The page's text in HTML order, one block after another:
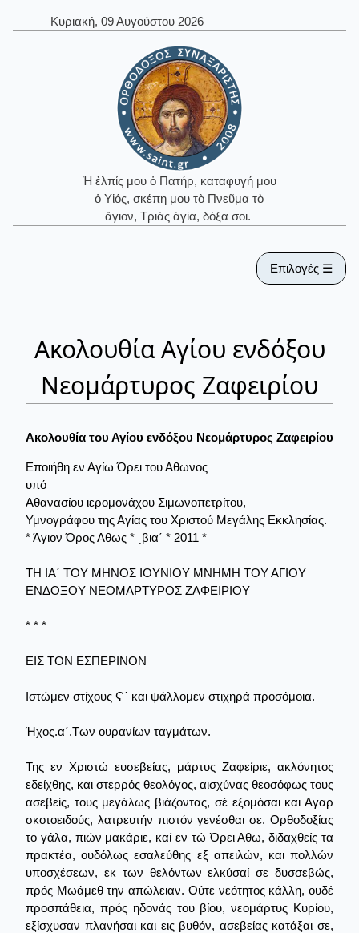
Κυριακή, 09 Αυγούστου 2026
Ἡ ἐλπίς μου ὁ Πατήρ, καταφυγή μου
ὁ Υἱός, σκέπη μου τὸ Πνεῦμα τὸ
ἅγιον, Τριὰς ἁγία, δόξα σοι.
Επιλογές ☰
Ακολουθία Αγίου ενδόξου
Νεομάρτυρος Ζαφειρίου
Ακολουθία του Αγίου ενδόξου Νεομάρτυρος Ζαφειρίου
Εποιήθη εν Αγίω Όρει του Αθωνος
υπό
Αθανασίου ιερομονάχου Σιμωνοπετρίτου,
Υμνογράφου της Αγίας του Χριστού Μεγάλης Εκκλησίας.
* Άγιον Όρος Αθως * ιβια΄ * 2011 *
ΤΗ ΙΑ΄ ΤΟΥ ΜΗΝΟΣ ΙΟΥΝΙΟΥ ΜΝΗΜΗ ΤΟΥ ΑΓΙΟΥ
ΕΝΔΟΞΟΥ ΝΕΟΜΑΡΤΥΡΟΣ ΖΑΦΕΙΡΙΟΥ
* * *
ΕΙΣ ΤΟΝ ΕΣΠΕΡΙΝΟΝ
Ιστώμεν στίχους Ϛ΄ και ψάλλομεν στιχηρά προσόμοια.
Ήχος.α΄.Των ουρανίων ταγμάτων.
Της εν Χριστώ ευσεβείας, μάρτυς Ζαφείριε, ακλόνητος
εδείχθης, και στερρός θεολόγος, αισχύνας θεοσόφως τους
ασεβείς, τους μεγάλως βιάζοντας, σέ εξομόσαι και Αγαρ
σκοτοειδούς, λατρευτήν πιστόν γενέσθαι σε. Ορθοδοξίας
το γάλα, πιών μακάριε, καί εν τώ Όρει Αθω, διδαχθείς τα
πρακτέα, ουδόλως εσαλεύθης εξ απειλών, και πολλών
υποσχέσεων, εκ των θελόντων ελκύσαί σε δυσσεβώς,
πρός Μωάμεθ την απώλειαν. Ούτε νεότητος κάλλη, ουδέ
προσπάθεια, πρός ηδονάς του βίου, νεομάρτυς Κυρίου,
εξίσχυσαν πλανήσαι και εις βυθόν, ασεβείας κατάξαι σε,